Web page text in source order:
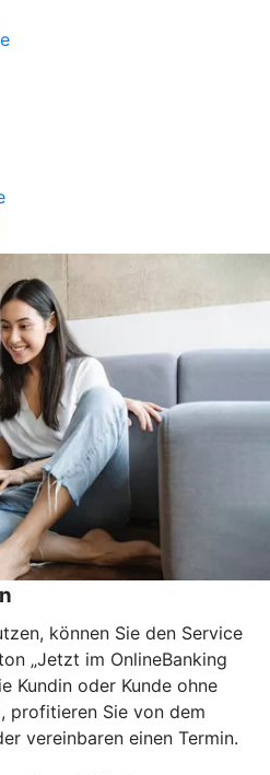
können Sie den Service
„Jetzt im OnlineBanking
Kundin oder Kunde ohne
profitieren Sie von dem
vereinbaren einen Termin.